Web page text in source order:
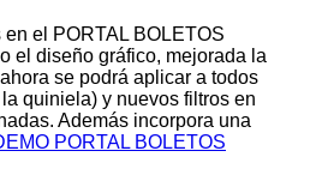
el PORTAL BOLETOS
el diseño gráfico, mejorada la
se podrá aplicar a todos
quiniela) y nuevos filtros en
Además incorpora una
PORTAL BOLETOS